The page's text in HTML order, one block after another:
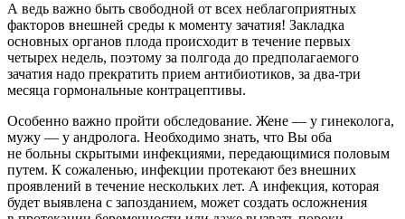
А ведь важно быть свободной от всех неблагоприятных
факторов внешней среды к моменту зачатия! Закладка
основных органов плода происходит в течение первых
четырех недель, поэтому за полгода до предполагаемого
зачатия надо прекратить прием антибиотиков, за два-три
месяца гормональные контрацептивы.
Особенно важно пройти обследование. Жене — у гинеколога,
мужу — у андролога. Необходимо знать, что Вы оба
не больны скрытыми инфекциями, передающимися половым
путем. К сожаленью, инфекции протекают без внешних
проявлений в течение нескольких лет. А инфекция, которая
будет выявлена с запозданием, может создать осложнения